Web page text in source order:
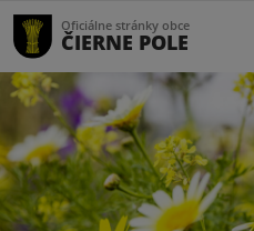
Oficiálne stránky obce
ČIERNE POLE